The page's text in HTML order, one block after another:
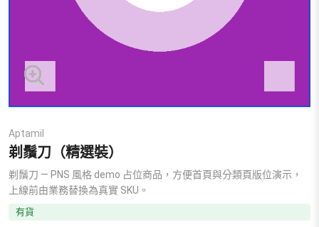
Aptamil
剃鬚刀（精選裝）
剃鬚刀 — PNS 風格 demo 占位商品，方便首頁與分類頁版位演示，
上線前由業務替換為真實 SKU。
有貨